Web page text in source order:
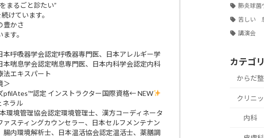
まるごと診たい”
けています。
豊かさ
す。
本呼吸器学会認定呼吸器専門医、日本アレルギー学
本喘息学会認定喘息専門医、日本内科学会認定内科
法エキスパート
＞
pfilAtes™認定 インストラクター国際資格← NEW
ネラル
環境管理協会認定環境管理士、漢方コーディネータ
スティングカウンセラー、日本セルフメンテナン
腸内環境解析士、日本温活協会認定温活士、薬膳調
肺炎球菌
苦しい
講演会
カテゴ
からだ
クリニ
内科